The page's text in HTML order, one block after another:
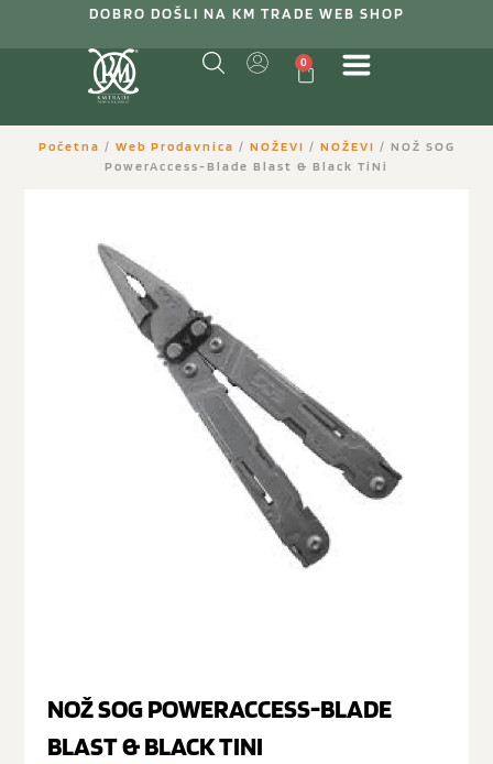
DOBRO DOŠLI NA KM TRADE WEB SHOP
0
Početna / Web Prodavnica / NOŽEVI / NOŽEVI / NOŽ SOG
PowerAccess-Blade Blast & Black TiNi
NOŽ SOG POWERACCESS-BLADE
BLAST & BLACK TINI